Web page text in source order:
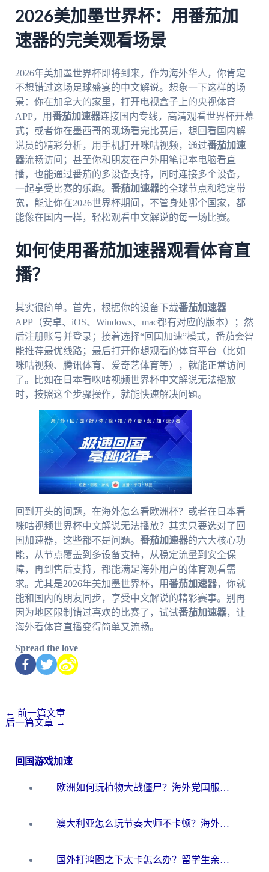
2026美加墨世界杯：用番茄加
速器的完美观看场景
2026年美加墨世界杯即将到来，作为海外华人，你肯定
不想错过这场足球盛宴的中文解说。想象一下这样的场
景：你在加拿大的家里，打开电视盒子上的央视体育
APP，用番茄加速器连接国内专线，高清观看世界杯开幕
式；或者你在墨西哥的现场看完比赛后，想回看国内解
说员的精彩分析，用手机打开咪咕视频，通过番茄加速
器流畅访问；甚至你和朋友在户外用笔记本电脑看直
播，也能通过番茄的多设备支持，同时连接多个设备，
一起享受比赛的乐趣。 番茄加速器的全球节点和稳定带
宽，能让你在2026世界杯期间，不管身处哪个国家，都
能像在国内一样，轻松观看中文解说的每一场比赛。
如何使用番茄加速器观看体育直
播？
其实很简单。首先，根据你的设备下载番茄加速器
APP（安卓、iOS、Windows、mac都有对应的版本）；然
后注册账号并登录；接着选择“回国加速”模式，番茄会智
能推荐最优线路；最后打开你想观看的体育平台（比如
咪咕视频、腾讯体育、爱奇艺体育等），就能正常访问
了。比如在日本看咪咕视频世界杯中文解说无法播放
时，按照这个步骤操作，就能快速解决问题。
回到开头的问题，在海外怎么看欧洲杯？或者在日本看
咪咕视频世界杯中文解说无法播放？其实只要选对了回
国加速器，这些都不是问题。 番茄加速器的六大核心功
能，从节点覆盖到多设备支持，从稳定流量到安全保
障，再到售后支持，都能满足海外用户的体育观看需
求。尤其是2026年美加墨世界杯，用番茄加速器，你就
能和国内的朋友同步，享受中文解说的精彩赛事。别再
因为地区限制错过喜欢的比赛了，试试番茄加速器，让
海外看体育直播变得简单又流畅。
Spread the love
← 前一篇文章
后一篇文章 →
回国游戏加速
欧洲如何玩植物大战僵尸？海外党国服游戏加速避坑指南（附实测对比）
澳大利亚怎么玩节奏大师不卡顿？海外党国服游戏加速终极指南
国外打鸿图之下太卡怎么办？留学生亲测有效的国服游戏加速方案